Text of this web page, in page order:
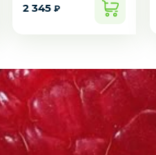
2 345 ₽